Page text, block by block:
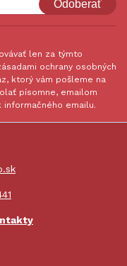
Odoberať
len za týmto
ochrany osobných
ktorý vám pošleme na
písomne, emailom
emailu.